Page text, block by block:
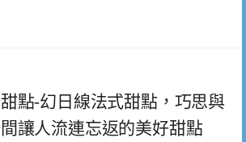
點-幻日線法式甜點，巧思與
讓人流連忘返的美好甜點